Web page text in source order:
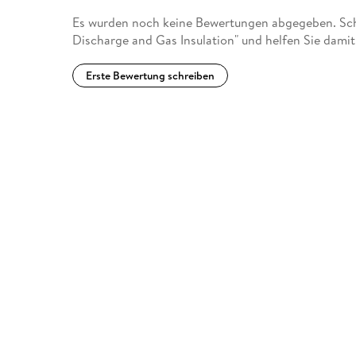
Es wurden noch keine Bewertungen abgegeben.
Discharge and Gas Insulation" und helfen Sie
Erste Bewertung schreiben